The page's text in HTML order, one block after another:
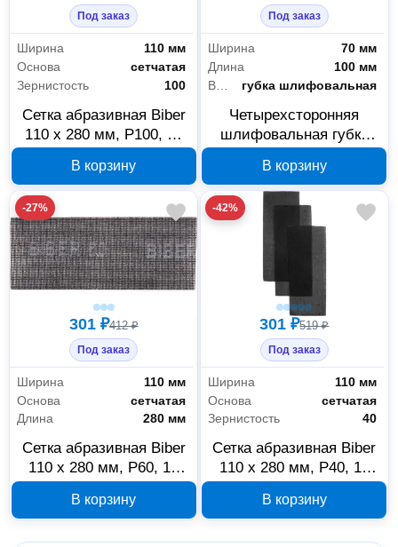
Под заказ
Ширина
110 мм
Основа
сетчатая
Зернистость
100
Сетка абразивная Biber
110 x 280 мм, P100, 10
В корзину
Под заказ
Ширина
70 мм
Длина
100 мм
Вид
губка шлифовальная
Четырехсторонняя
шлифовальная губка
100x70x25 мм, P60
В корзину
-27%
301 ₽412 ₽
Под заказ
Ширина
110 мм
Основа
сетчатая
Длина
280 мм
Сетка абразивная Biber
110 x 280 мм, P60, 10
В корзину
-42%
301 ₽519 ₽
Под заказ
Ширина
110 мм
Основа
сетчатая
Зернистость
40
Сетка абразивная Biber
110 x 280 мм, P40, 10
В корзину